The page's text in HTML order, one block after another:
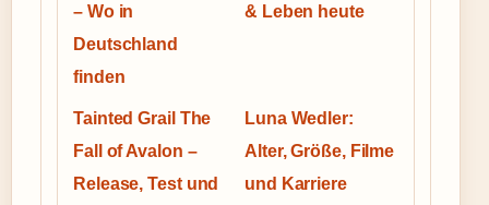
– Wo in
Deutschland
finden
& Leben heute
Tainted Grail The
Fall of Avalon –
Release, Test und
Luna Wedler:
Alter, Größe, Filme
und Karriere